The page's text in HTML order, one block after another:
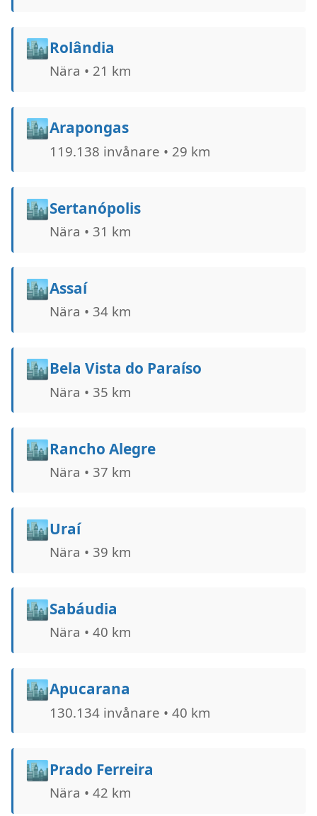
🏙️Rolândia
Nära • 21 km
🏙️Arapongas
119.138 invånare • 29 km
🏙️Sertanópolis
Nära • 31 km
🏙️Assaí
Nära • 34 km
🏙️Bela Vista do Paraíso
Nära • 35 km
🏙️Rancho Alegre
Nära • 37 km
🏙️Uraí
Nära • 39 km
🏙️Sabáudia
Nära • 40 km
🏙️Apucarana
130.134 invånare • 40 km
🏙️Prado Ferreira
Nära • 42 km